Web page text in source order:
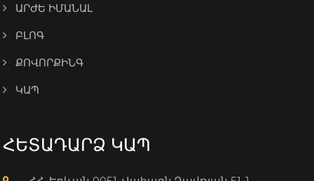
ԱՐԺԵ ԻՄԱՆԱԼ
ԲԼՈԳ
ՔՈՎՈՐՔԻՆԳ
ԿԱՊ
ՀԵՏԱԴԱՐՁ ԿԱՊ